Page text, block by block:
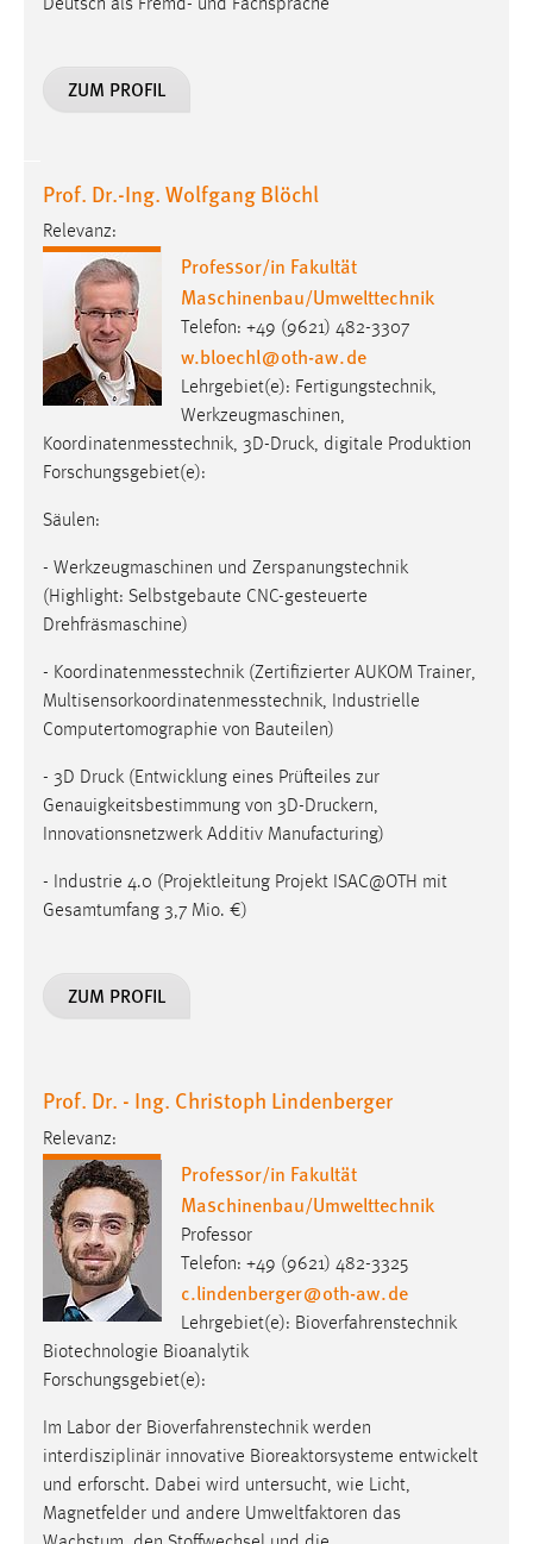
Deutsch als Fremd- und Fachsprache
ZUM PROFIL
Prof. Dr.-Ing. Wolfgang Blöchl
Relevanz:
Professor/in Fakultät
Maschinenbau/Umwelttechnik
Telefon: +49 (9621) 482-3307
w.bloechl@oth-aw.de
Lehrgebiet(e): Fertigungstechnik,
Werkzeugmaschinen,
Koordinatenmesstechnik, 3D-Druck, digitale Produktion
Forschungsgebiet(e):
Säulen:
- Werkzeugmaschinen und Zerspanungstechnik
(Highlight: Selbstgebaute CNC-gesteuerte
Drehfräsmaschine)
- Koordinatenmesstechnik (Zertifizierter AUKOM Trainer,
Multisensorkoordinatenmesstechnik, Industrielle
Computertomographie von Bauteilen)
- 3D Druck (Entwicklung eines Prüfteiles zur
Genauigkeitsbestimmung von 3D-Druckern,
Innovationsnetzwerk Additiv Manufacturing)
- Industrie 4.0 (Projektleitung Projekt ISAC@OTH mit
Gesamtumfang 3,7 Mio. €)
ZUM PROFIL
Prof. Dr. - Ing. Christoph Lindenberger
Relevanz:
Professor/in Fakultät
Maschinenbau/Umwelttechnik
Professor
Telefon: +49 (9621) 482-3325
c.lindenberger@oth-aw.de
Lehrgebiet(e): Bioverfahrenstechnik
Biotechnologie Bioanalytik
Forschungsgebiet(e):
Im Labor der Bioverfahrenstechnik werden
interdisziplinär innovative Bioreaktorsysteme entwickelt
und erforscht. Dabei wird untersucht, wie Licht,
Magnetfelder und andere Umweltfaktoren das